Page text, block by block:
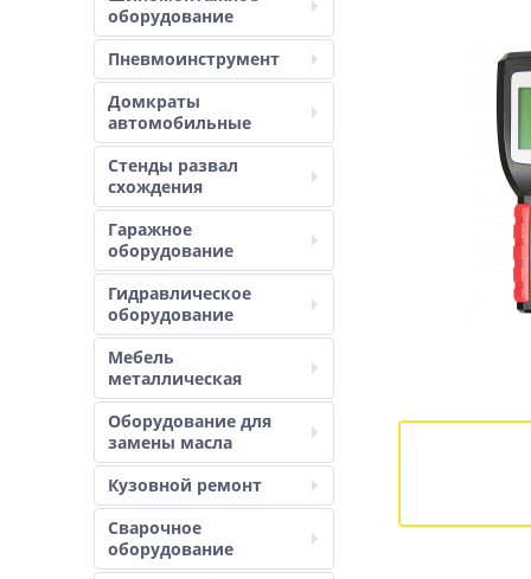
оборудование
Пневмоинструмент
Домкраты
автомобильные
Стенды развал
схождения
Гаражное
оборудование
Гидравлическое
оборудование
Мебель
металлическая
Оборудование для
замены масла
Кузовной ремонт
Сварочное
оборудование